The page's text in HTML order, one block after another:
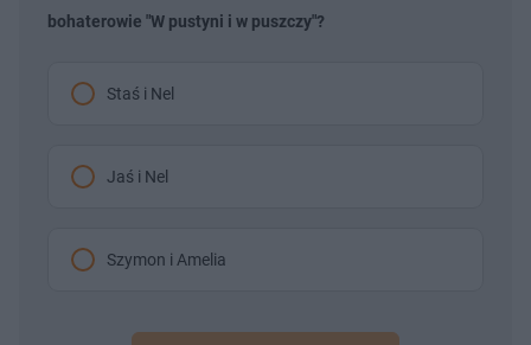
bohaterowie "W pustyni i w puszczy"?
Staś i Nel
Jaś i Nel
Szymon i Amelia